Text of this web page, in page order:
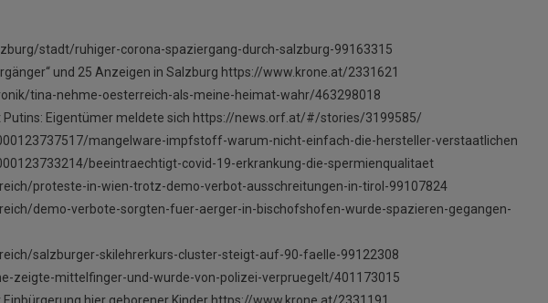
stadt/ruhiger-corona-spaziergang-durch-salzburg-99163315
und 25 Anzeigen in Salzburg https://www.krone.at/2331621
tina-nehme-oesterreich-als-meine-heimat-wahr/463298018
Putins: Eigentümer meldete sich https://news.orf.at/#/stories/3199585/
mangelware-impfstoff-warum-nicht-einfach-die-hersteller-verstaatlichen
beeintraechtigt-covid-19-erkrankung-die-spermienqualitaet
proteste-in-wien-trotz-demo-verbot-ausschreitungen-in-tirol-99107824
demo-verbote-sorgten-fuer-aerger-in-bischofshofen-wurde-spazieren-gegangen-
salzburger-skilehrerkurs-cluster-steigt-auf-90-faelle-99122308
zeigte-mittelfinger-und-wurde-von-polizei-verpruegelt/401173015